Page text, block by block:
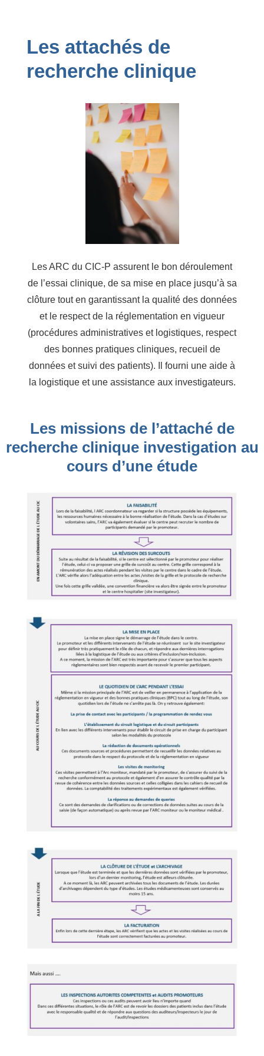
Les attachés de
recherche clinique
Les ARC du CIC-P assurent le bon déroulement
de l’essai clinique, de sa mise en place jusqu’à sa
clôture tout en garantissant la qualité des données
et le respect de la réglementation en vigueur
(procédures administratives et logistiques, respect
des bonnes pratiques cliniques, recueil de
données et suivi des patients). Il fourni une aide à
la logistique et une assistance aux investigateurs.
Les missions de l’attaché de
recherche clinique investigation au
cours d’une étude